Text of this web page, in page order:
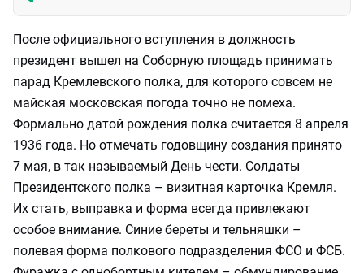
После официального вступления в должность
президент вышел на Соборную площадь принимать
парад Кремлевского полка, для которого совсем не
майская московская погода точно не помеха.
Формально датой рождения полка считается 8 апреля
1936 года. Но отмечать годовщину создания принято
7 мая, в так называемый День чести. Солдаты
Президентского полка – визитная карточка Кремля.
Их стать, выправка и форма всегда привлекают
особое внимание. Синие береты и тельняшки –
полевая форма полкового подразделения ФСО и ФСБ.